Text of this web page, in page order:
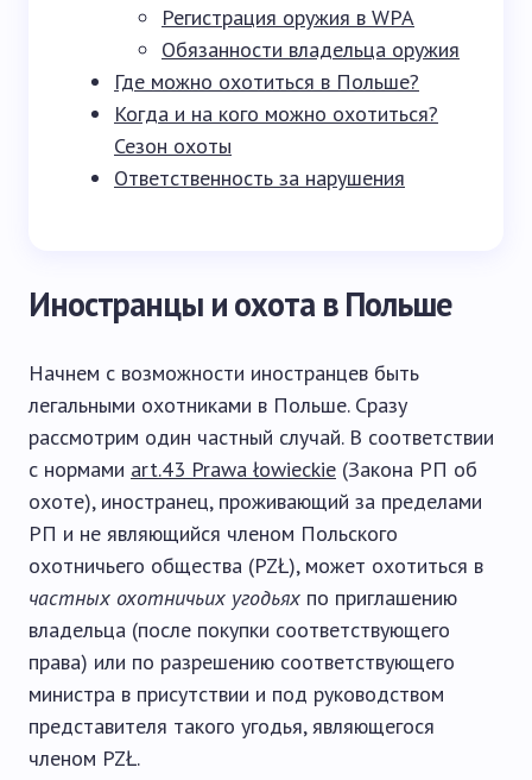
Регистрация оружия в WPA
Обязанности владельца оружия
Где можно охотиться в Польше?
Когда и на кого можно охотиться?
Сезон охоты
Ответственность за нарушения
Иностранцы и охота в Польше
Начнем с возможности иностранцев быть
легальными охотниками в Польше. Сразу
рассмотрим один частный случай. В соответствии
с нормами art.43 Prawa łowieckie (Закона РП об
охоте), иностранец, проживающий за пределами
РП и не являющийся членом Польского
охотничьего общества (PZŁ), может охотиться в
частных охотничьих угодьях по приглашению
владельца (после покупки соответствующего
права) или по разрешению соответствующего
министра в присутствии и под руководством
представителя такого угодья, являющегося
членом PZŁ.